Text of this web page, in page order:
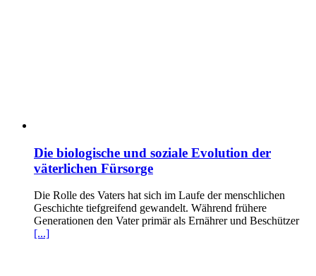
Die biologische und soziale Evolution der
väterlichen Fürsorge
Die Rolle des Vaters hat sich im Laufe der menschlichen
Geschichte tiefgreifend gewandelt. Während frühere
Generationen den Vater primär als Ernährer und Beschützer
[...]